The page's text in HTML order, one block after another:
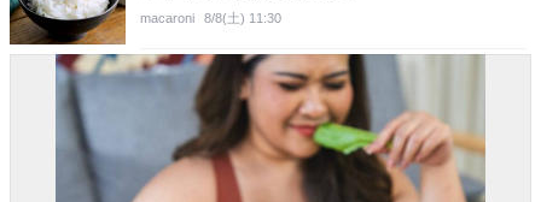
macaroni 8/8(土) 11:30